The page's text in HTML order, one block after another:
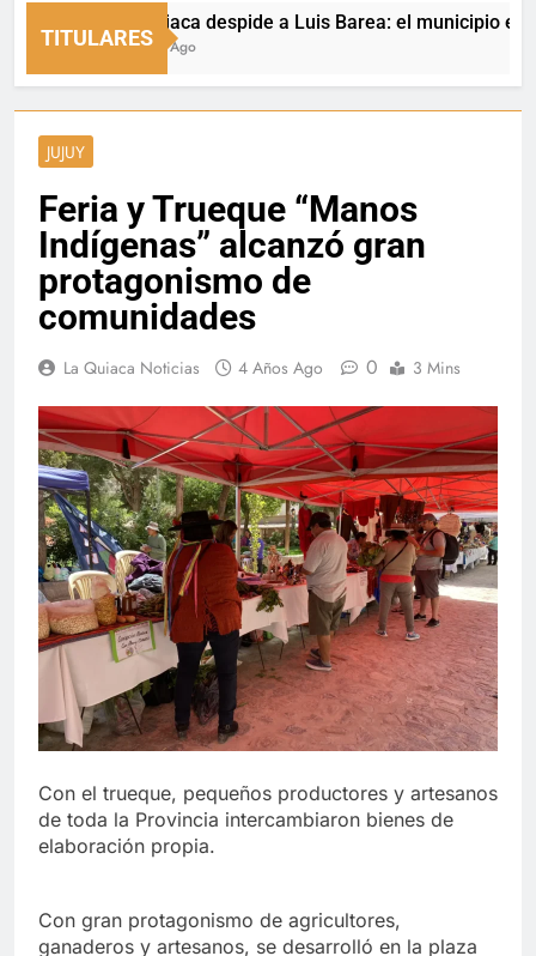
TITULARES
La Quiaca despide a Luis Barea: el municipio
8 Horas Ago
JUJUY
Feria y Trueque “Manos
Indígenas” alcanzó gran
protagonismo de
comunidades
La Quiaca Noticias 4 Años Ago 0 3 Mins
Con el trueque, pequeños productores y artesanos
de toda la Provincia intercambiaron bienes de
elaboración propia.
Con gran protagonismo de agricultores,
ganaderos y artesanos, se desarrolló en la plaza